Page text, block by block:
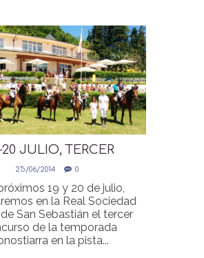
20 JULIO, TERCER
DE LA
EN HIERBA
25/06/2014 0
19 y 20 de julio,
en la Real Sociedad
San Sebastián el tercer
de la temporada
en la pista...